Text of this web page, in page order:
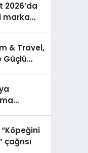
2026’da
marka
& Travel,
Güçlü